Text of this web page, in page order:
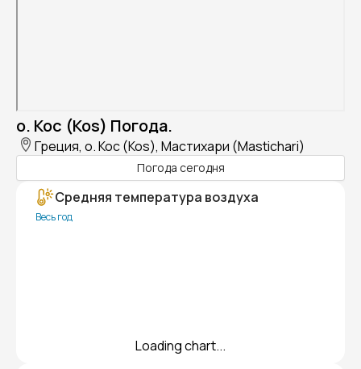
о. Кос (Kos) Погода.
Греция, о. Кос (Kos), Мастихари (Mastichari)
Погода сегодня
Средняя температура воздуха
Весь год
Loading chart...